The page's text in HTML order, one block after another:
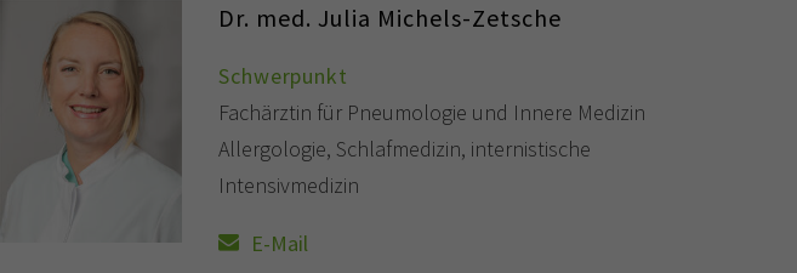
Dr. med. Julia Michels-Zetsche
Schwerpunkt
Fachärztin für Pneumologie und Innere Medizin
Allergologie, Schlafmedizin, internistische
Intensivmedizin
E-Mail